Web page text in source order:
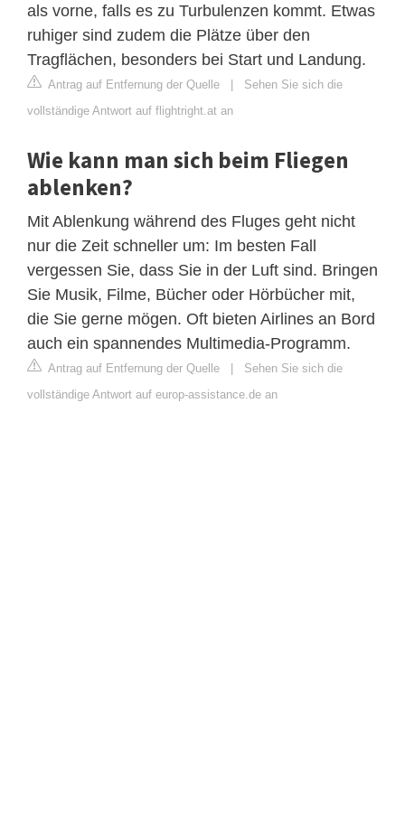
als vorne, falls es zu Turbulenzen kommt. Etwas
ruhiger sind zudem die Plätze über den
Tragflächen, besonders bei Start und Landung.
Antrag auf Entfernung der Quelle | Sehen Sie sich die
vollständige Antwort auf flightright.at an
Wie kann man sich beim Fliegen
ablenken?
Mit Ablenkung während des Fluges geht nicht
nur die Zeit schneller um: Im besten Fall
vergessen Sie, dass Sie in der Luft sind. Bringen
Sie Musik, Filme, Bücher oder Hörbücher mit,
die Sie gerne mögen. Oft bieten Airlines an Bord
auch ein spannendes Multimedia-Programm.
Antrag auf Entfernung der Quelle | Sehen Sie sich die
vollständige Antwort auf europ-assistance.de an